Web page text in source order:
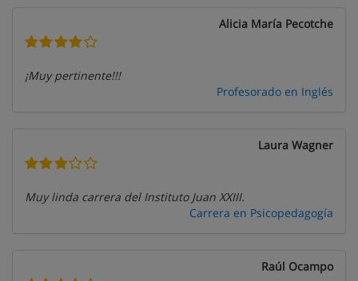
Alicia María Pecotche
¡Muy pertinente!!!
Profesorado en Inglés
Laura Wagner
Muy linda carrera del Instituto Juan XXIII.
Carrera en Psicopedagogía
Raúl Ocampo